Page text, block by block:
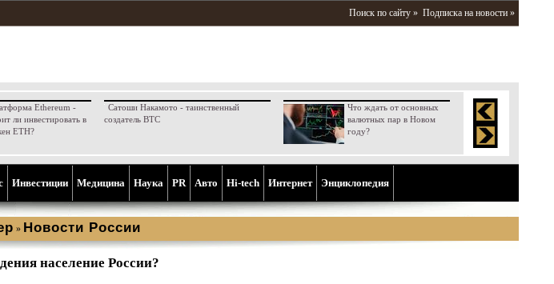
Поиск по сайту » Подписка на новости »
Ethereum -
ли инвестировать в
ETH?
Сатоши Накамото - таинственный
создатель BTC
Что ждать от основных
валютных пар в Новом
году?
Инвестиции Медицина Наука PR Aвто Hi-tech Интернет Энциклопедия
» Новости России
население России?